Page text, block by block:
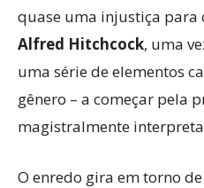
quase uma injustiça
Alfred Hitchcock, uma
uma série de elementos
gênero – a começar pela
magistralmente
O enredo gira em torno